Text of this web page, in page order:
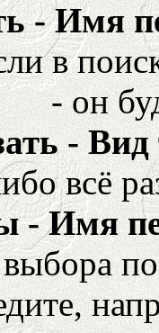
- Имя
в
- он
-
всё
- Имя